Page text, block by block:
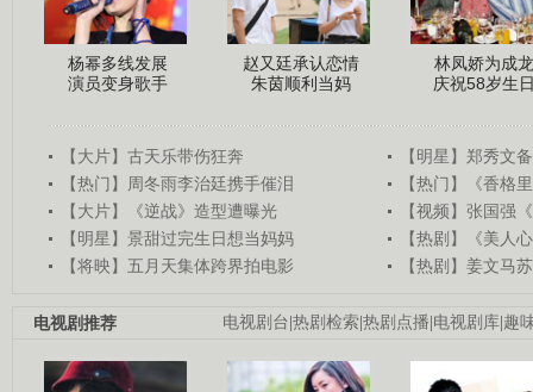
杨幂多线发展
演员变身歌手
赵又廷承认恋情
朱茵顺利当妈
林凤娇为成龙
庆祝58岁生
【大片】古天乐带伤狂奔
【明星】郑秀文
【热门】周冬雨李治廷携手催泪
【热门】《香格
【大片】《逆战》造型遭曝光
【视频】张国强
【明星】景甜过完生日想当妈妈
【热剧】《美人
【将映】五月天集体跨界拍电影
【热剧】姜文马
电视剧台|热剧检索|热剧点播|电视剧库|趣
电视剧推荐